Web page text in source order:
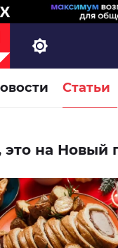
Статьи
это на Новый